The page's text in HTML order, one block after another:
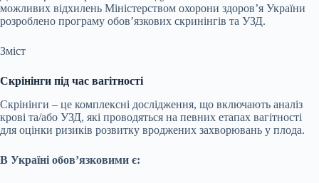
можливих відхилень Міністерством охорони здоров’я України
розроблено програму обов’язкових скринінгів та УЗД.
Зміст
Скрінінги під час вагітності
Скрінінги – це комплексні дослідження, що включають аналіз
крові та/або УЗД, які проводяться на певних етапах вагітності
для оцінки ризиків розвитку вроджених захворювань у плода.
В Україні обов’язковими є: